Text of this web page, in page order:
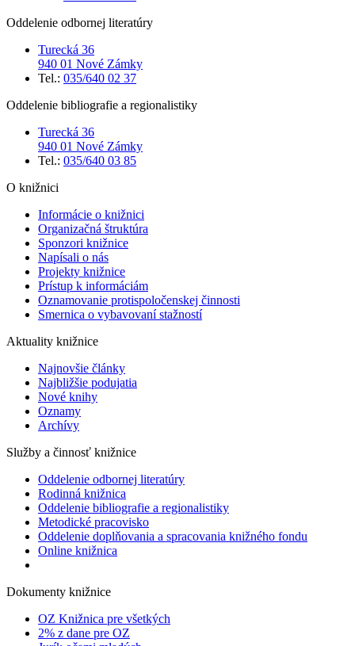
Oddelenie odbornej literatúry
Turecká 36
940 01 Nové Zámky
Tel.: 035/640 02 37
Oddelenie bibliografie a regionalistiky
Turecká 36
940 01 Nové Zámky
Tel.: 035/640 03 85
O knižnici
Informácie o knižnici
Organizačná štruktúra
Sponzori knižnice
Napísali o nás
Projekty knižnice
Prístup k informáciám
Oznamovanie protispoločenskej činnosti
Smernica o vybavovaní stažností
Aktuality knižnice
Najnovšie články
Najbližšie podujatia
Nové knihy
Oznamy
Archívy
Služby a činnosť knižnice
Oddelenie odbornej literatúry
Rodinná knižnica
Oddelenie bibliografie a regionalistiky
Metodické pracovisko
Oddelenie doplňovania a spracovania knižného fondu
Online knižnica
Dokumenty knižnice
OZ Knižnica pre všetkých
2% z dane pre OZ